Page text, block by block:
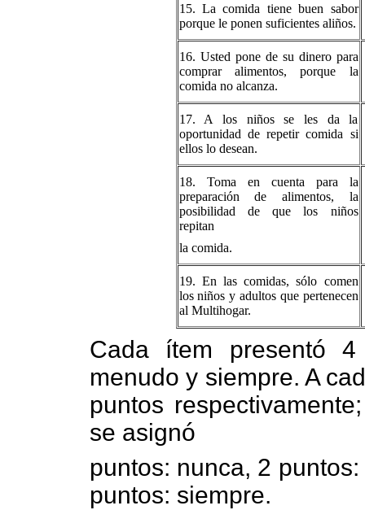
15. La comida tiene buen sabor
porque le ponen suficientes aliños.
16. Usted pone de su dinero para
comprar alimentos, porque la
comida no alcanza.
17. A los niños se les da la
oportunidad de repetir comida si
ellos lo desean.
18. Toma en cuenta para la
preparación de alimentos, la
posibilidad de que los niños
repitan
la comida.
19. En las comidas, sólo comen
los niños y adultos que pertenecen
al Multihogar.
Cada ítem presentó
menudo y siempre. A
puntos
se asignó
puntos: nunca, 2
puntos: siempre.